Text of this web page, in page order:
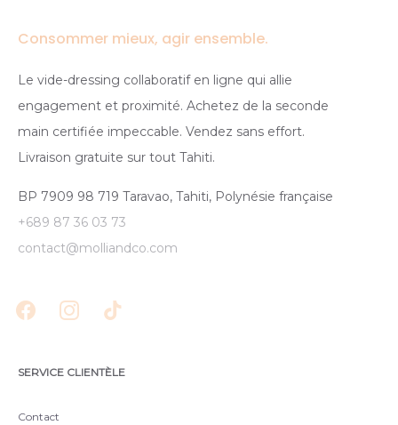
Consommer mieux, agir ensemble.
Le vide-dressing collaboratif en ligne qui allie
engagement et proximité. Achetez de la seconde
main certifiée impeccable. Vendez sans effort.
Livraison gratuite sur tout Tahiti.
BP 7909 98 719 Taravao, Tahiti, Polynésie française
+689 87 36 03 73
contact@molliandco.com
SERVICE CLIENTÈLE
Contact